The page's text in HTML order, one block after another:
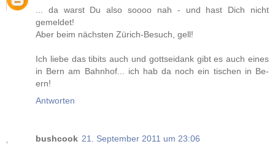
... da warst Du also soooo nah - und hast Dich nicht
gemeldet!
Aber beim nächsten Zürich-Besuch, gell!
Ich liebe das tibits auch und gottseidank gibt es auch eines
in Bern am Bahnhof... ich hab da noch ein tischen in Be-
ern!
Antworten
bushcook 21. September 2011 um 23:06